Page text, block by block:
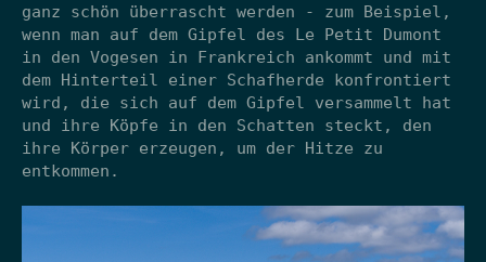
ganz schön überrascht werden - zum Beispiel,
wenn man auf dem Gipfel des Le Petit Dumont
in den Vogesen in Frankreich ankommt und mit
dem Hinterteil einer Schafherde konfrontiert
wird, die sich auf dem Gipfel versammelt hat
und ihre Köpfe in den Schatten steckt, den
ihre Körper erzeugen, um der Hitze zu
entkommen.